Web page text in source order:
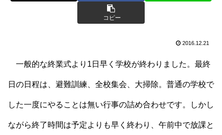
コピー
2016.12.21
一般的な終業式より1日早く学校が終わりました。最終
日の日程は、避難訓練、全校集会、大掃除。普通の学校で
した一度にやることは無い行事の詰め合わせです。しかし
ながら終了時間は予定よりも早く終わり、午前中で放課と